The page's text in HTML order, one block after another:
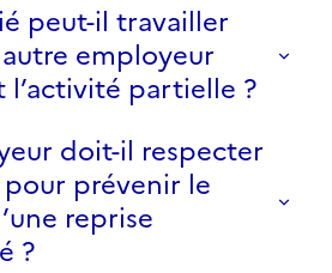
peut-il travailler
employeur
l’activité partielle ?
doit-il respecter
prévenir le
reprise
?